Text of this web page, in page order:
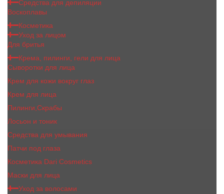
Средства для депиляции
Воскоплавы
Косметика
Уход за лицом
Для бритья
Крема, пилинги, гели для лица
Сыворотки для лица
Крем для кожи вокруг глаз
Крем для лица
Пилинги,Скрабы
Лосьон и тоник
Средства для умывания
Патчи под глаза
Косметика Dari Cosmetics
Маски для лица
Уход за волосами